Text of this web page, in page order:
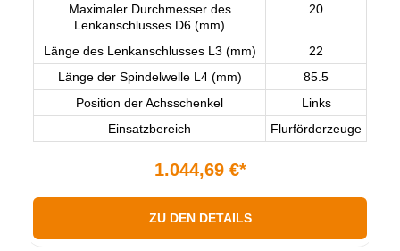
Maximaler Durchmesser des
Lenkanschlusses D6 (mm)
20
Länge des Lenkanschlusses L3 (mm)
22
Länge der Spindelwelle L4 (mm)
85.5
Position der Achsschenkel
Links
Einsatzbereich
Flurförderzeuge
1.044,69 €*
ZU DEN DETAILS